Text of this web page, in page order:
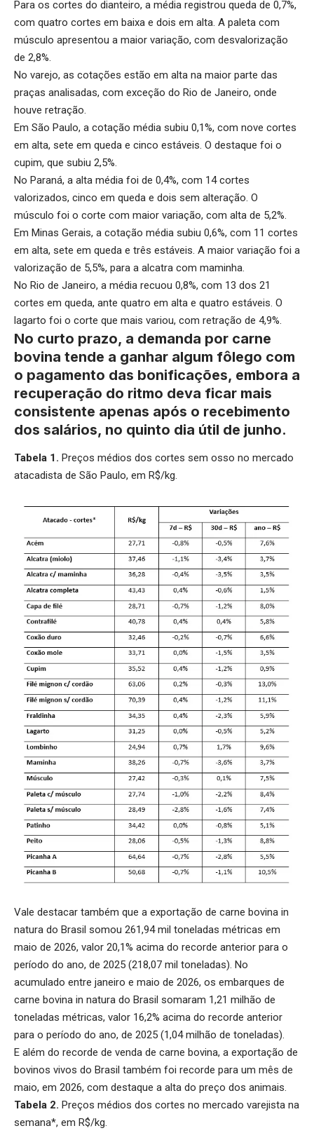
Para os cortes do dianteiro, a média registrou queda de 0,7%,
com quatro cortes em baixa e dois em alta. A paleta com
músculo apresentou a maior variação, com desvalorização
de 2,8%.
No varejo, as cotações estão em alta na maior parte das
praças analisadas, com exceção do Rio de Janeiro, onde
houve retração.
Em São Paulo, a cotação média subiu 0,1%, com nove cortes
em alta, sete em queda e cinco estáveis. O destaque foi o
cupim, que subiu 2,5%.
No Paraná, a alta média foi de 0,4%, com 14 cortes
valorizados, cinco em queda e dois sem alteração. O
músculo foi o corte com maior variação, com alta de 5,2%.
Em Minas Gerais, a cotação média subiu 0,6%, com 11 cortes
em alta, sete em queda e três estáveis. A maior variação foi a
valorização de 5,5%, para a alcatra com maminha.
No Rio de Janeiro, a média recuou 0,8%, com 13 dos 21
cortes em queda, ante quatro em alta e quatro estáveis. O
lagarto foi o corte que mais variou, com retração de 4,9%.
No curto prazo, a demanda por carne
bovina tende a ganhar algum fôlego com
o pagamento das bonificações, embora a
recuperação do ritmo deva ficar mais
consistente apenas após o recebimento
dos salários, no quinto dia útil de junho.
Tabela 1. Preços médios dos cortes sem osso no mercado
atacadista de São Paulo, em R$/kg.
Vale destacar também que a exportação de carne bovina in
natura do Brasil somou 261,94 mil toneladas métricas em
maio de 2026, valor 20,1% acima do recorde anterior para o
período do ano, de 2025 (218,07 mil toneladas). No
acumulado entre janeiro e maio de 2026, os embarques de
carne bovina in natura do Brasil somaram 1,21 milhão de
toneladas métricas, valor 16,2% acima do recorde anterior
para o período do ano, de 2025 (1,04 milhão de toneladas).
E além do recorde de venda de carne bovina, a exportação de
bovinos vivos do Brasil também foi recorde para um mês de
maio, em 2026, com destaque a alta do preço dos animais.
Tabela 2. Preços médios dos cortes no mercado varejista na
semana*, em R$/kg.